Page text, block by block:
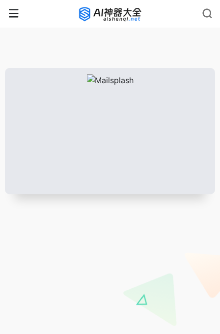
rnrn rnrn rnrn